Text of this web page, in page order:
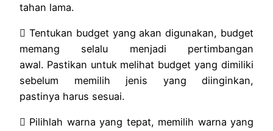
tahan lama.
 Tentukan budget yang akan digunakan, budget
memang selalu menjadi pertimbangan
awal. Pastikan untuk melihat budget yang dimiliki
sebelum memilih jenis yang diinginkan,
pastinya harus sesuai.
 Pilihlah warna yang tepat, memilih warna yang